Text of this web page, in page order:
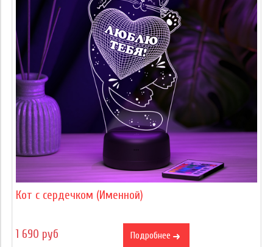
Кот с сердечком (Именной)
1 690 руб Подробнее